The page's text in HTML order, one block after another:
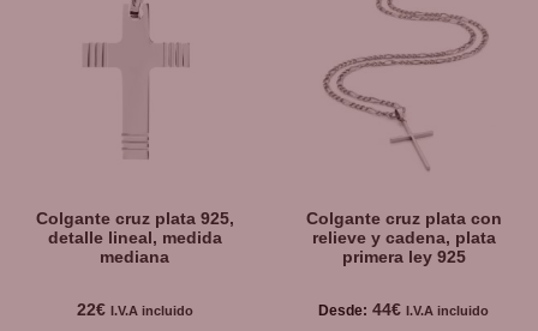
Colgante cruz plata 925,
detalle lineal, medida
mediana
22€ I.V.A incluido
Colgante cruz plata con
relieve y cadena, plata
primera ley 925
Desde: 44€ I.V.A incluido